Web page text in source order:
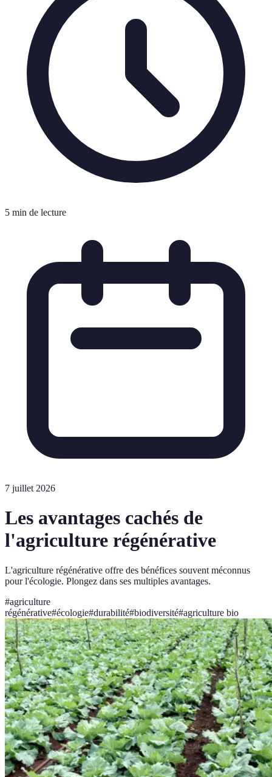
5 min de lecture
7 juillet 2026
Les avantages cachés de
l'agriculture régénérative
L'agriculture régénérative offre des bénéfices souvent méconnus
pour l'écologie. Plongez dans ses multiples avantages.
#agriculture
régénérative#écologie#durabilité#biodiversité#agriculture bio